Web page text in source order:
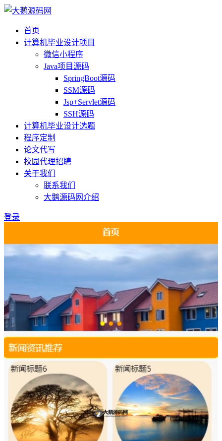
首页
计算机毕业设计项目
微信小程序
Java项目源码
SpringBoot源码
SSM源码
Jsp+Servlet源码
SSH源码
计算机毕业设计选题
程序定制
论文代写
校园代理招聘
关于我们
联系我们
大鹅源码网介绍
登录